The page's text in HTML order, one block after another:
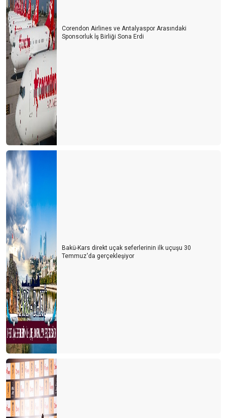
‘COMEBACK ALMANYA’
Turizm çalışanlarının koşulları cazip hale getirilmeli
Paket turda en büyük maliyeti ulaşım ve konaklama oluşturuyor
Kış döneminde Antalya turizminde 3 ülke öne çıktı
Unuttuk mu?
Berlin mesajları
Hayat devam ediyor mu?
YA ŞİMDİ?
Antalya'nın 3 sınavı
Turistin derdi çok
KARAALİOĞLU’NUN ÇIĞLIĞI
REWE, FTI’yı ya yutarsa…
Türk gibi başladık, İngiliz gibi bitirdik
İÇİNDEN TIR GEÇEN ANTİK KENT
TURİZMDE DÜNYA SIRALAMASI DEĞİŞTİ
Herşey dahil 6 gün olsun
Havasahası kapalı Ukrayna’dan 134.000 Ukraynalı turist geldi
Tanıtımda özgün olmalıyız
Yerleşik göçmenler geliyor
Kaptan S.O.S. veriyor
Antalya’ya 1 milyon İngiliz turist geldi
Corendon Airlines ve Antalyaspor Arasındaki
Sponsorluk İş Birliği Sona Erdi
Bakü-Kars direkt uçak seferlerinin ilk uçuşu 30
Temmuz'da gerçekleşiyor